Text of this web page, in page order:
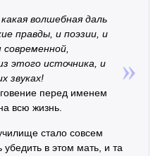
волшебная даль
правды, и поэзии, и
этого источника, и
звуках!
перед именем
всю жизнь.
стало совсем
убедить в этом мать, и та